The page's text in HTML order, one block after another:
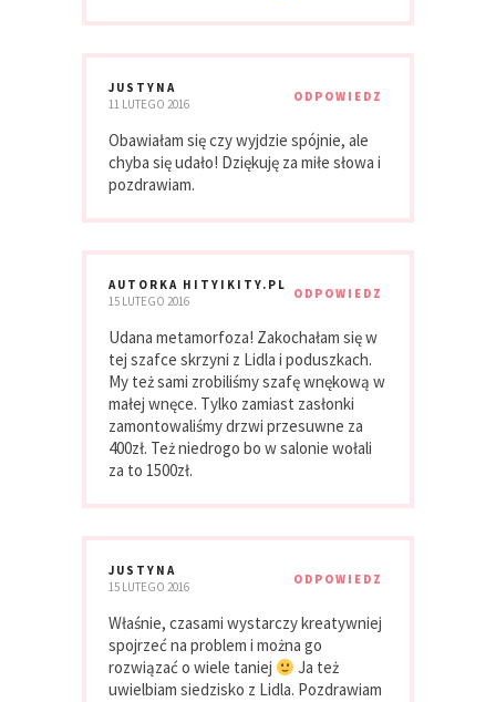
JUSTYNA
11 LUTEGO 2016
ODPOWIEDZ
Obawiałam się czy wyjdzie spójnie, ale
chyba się udało! Dziękuję za miłe słowa i
pozdrawiam.
AUTORKA HITYIKITY.PL
15 LUTEGO 2016
ODPOWIEDZ
Udana metamorfoza! Zakochałam się w
tej szafce skrzyni z Lidla i poduszkach.
My też sami zrobiliśmy szafę wnękową w
małej wnęce. Tylko zamiast zasłonki
zamontowaliśmy drzwi przesuwne za
400zł. Też niedrogo bo w salonie wołali
za to 1500zł.
JUSTYNA
15 LUTEGO 2016
ODPOWIEDZ
Właśnie, czasami wystarczy kreatywniej
spojrzeć na problem i można go
rozwiązać o wiele taniej
Ja też
uwielbiam siedzisko z Lidla. Pozdrawiam